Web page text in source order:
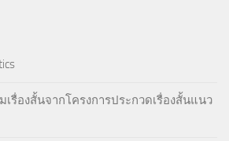
เรื่องสั้นจากโครงการประกวดเรื่องสั้นแนว